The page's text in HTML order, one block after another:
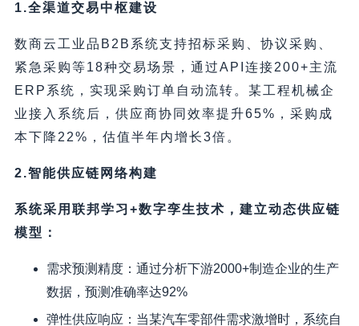
1.全渠道交易中枢建设
数商云工业品B2B系统支持招标采购、协议采购、
紧急采购等18种交易场景，通过API连接200+主流
ERP系统，实现采购订单自动流转。某工程机械企
业接入系统后，供应商协同效率提升65%，采购成
本下降22%，估值半年内增长3倍。
2.智能供应链网络构建
系统采用联邦学习+数字孪生技术，建立动态供应链
模型：
需求预测精度：通过分析下游2000+制造企业的生产
数据，预测准确率达92%
弹性供应响应：当某汽车零部件需求激增时，系统自